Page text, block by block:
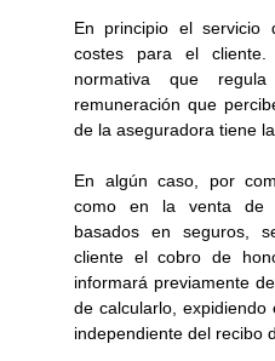
En principio el servicio
costes para el
normativa que
remuneración que
de la aseguradora tiene
En algún caso, por
como en la venta de
basados en seguros,
cliente el cobro de
informará previamente
de calcularlo,
independiente del recibo